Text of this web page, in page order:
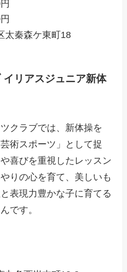
太秦森ケ東町18
リアスジュニア新体
クラブでは、新体操を
術スポーツ」として捉
喜びを重視したレッスン
りの心を育て、美しいも
表現力豊かな子に育てる
です。